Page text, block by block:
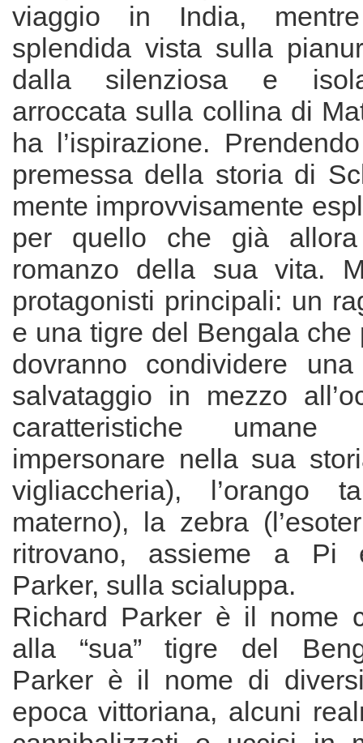
viaggio in India,
splendida vista sulla
dalla silenziosa e
arroccata sulla collina di
ha l’ispirazione.
premessa della storia di
mente improvvisamente
per quello che già
romanzo della sua vita.
protagonisti principali: un
e una tigre del Bengala che
dovranno condividere
salvataggio in mezzo
caratteristiche
impersonare nella sua
vigliaccheria), l’orango
materno), la zebra
ritrovano, assieme a Pi
Parker, sulla scialuppa.
Richard Parker è il nome
alla “sua” tigre del
Parker è il nome di
epoca vittoriana, alcuni